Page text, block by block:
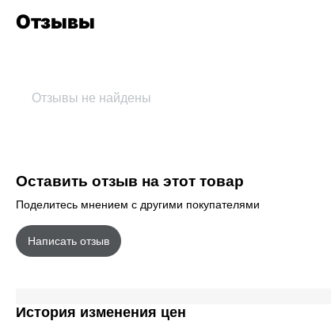
Отзывы
Отзывы не найдены
Оставить отзыв на этот товар
Поделитесь мнением с другими покупателями
Написать отзыв
История изменения цен